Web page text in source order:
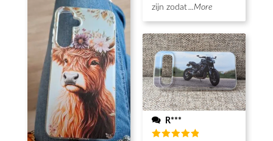
zijn zodat...More
R***